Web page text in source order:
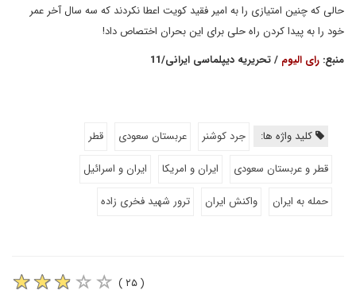
حالی که چنین امتیازی را به امیر فقید کویت اعطا نکردند که سه سال آخر عمر
خود را به پیدا کردن راه حلی برای این بحران اختصاص داد!
منبع: رای الیوم / تحریریه دیپلماسی ایرانی/11
کلید واژه ها: جرد کوشنر عربستان سعودی
قطر
قطر و عربستان سعودی
ایران و امریکا
ایران و اسرائیل
حمله به ایران
واکنش ایران ترور شهید فخری زاده
( ۲۵ )